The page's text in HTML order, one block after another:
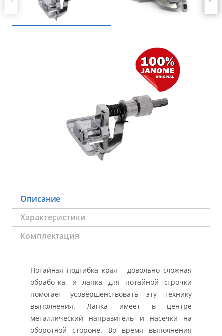
Описание
Характеристики
Комплектация
Потайная подгибка края - довольно сложная
обработка, и лапка для потайной строчки
помогает усовершенствовать эту технику
выполнения. Лапка имеет в центре
металлический направитель и насечки на
оборотной стороне. Во время выполнения